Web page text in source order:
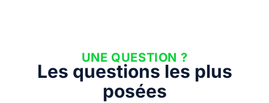
UNE QUESTION ?
Les questions les plus
posées